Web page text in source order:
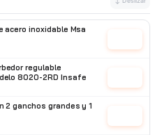
acero inoxidable Msa
regulable
8020-2RD Insafe
2 ganchos grandes y 1